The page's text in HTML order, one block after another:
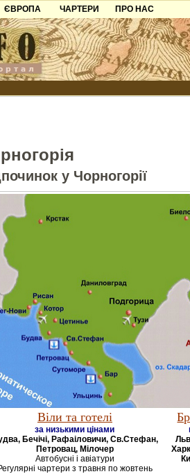
ЄВРОПА
Чорногорія
Хорватія
Болгарія
ЧАРТЕРИ
ПРО НАС
Контакти
Партнерам
Додати готель
у Чорногорії
Віли та готелі
за низькими цінами
Бечічі, Рафаіловичи, Св.Стефан,
Петровац, Мілочер
Автобусні і авіатури
чартери з травня по жовтень